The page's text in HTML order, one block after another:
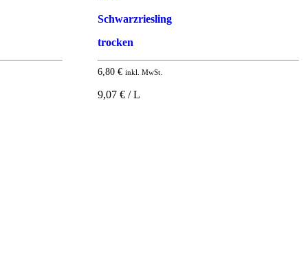
Schwarzriesling
trocken
6,80 € inkl. MwSt.
9,07 € / L